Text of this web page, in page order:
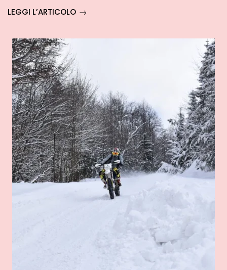
LEGGI L’ARTICOLO